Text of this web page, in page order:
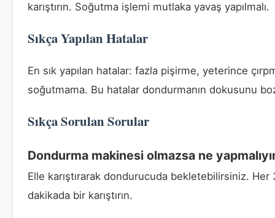
karıştırın. Soğutma işlemi mutlaka yavaş yapılmalı.
Sıkça Yapılan Hatalar
En sık yapılan hatalar: fazla pişirme, yeterince
soğutmama. Bu hatalar dondurmanın dokusunu
Sıkça Sorulan Sorular
Dondurma makinesi olmazsa ne
Elle karıştırarak dondurucuda bekletebilirsiniz. Her
dakikada bir karıştırın.